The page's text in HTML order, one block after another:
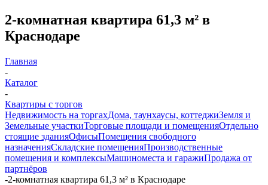
2-комнатная квартира 61,3 м² в
Краснодаре
Главная
-
Каталог
-
Квартиры с торгов
Недвижимость на торгахДома, таунхаусы, коттеджиЗемля и
Земельные участкиТорговые площади и помещенияОтдельно
стоящие зданияОфисыПомещения свободного
назначенияСкладские помещенияПроизводственные
помещения и комплексыМашиноместа и гаражиПродажа от
партнёров
-2-комнатная квартира 61,3 м² в Краснодаре